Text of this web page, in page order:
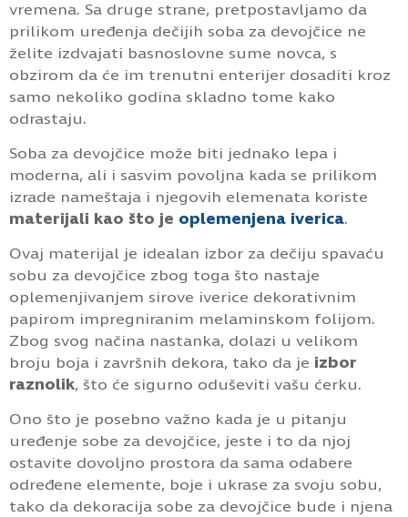
vremena. Sa druge strane, pretpostavljamo da
prilikom uređenja dečijih soba za devojčice ne
želite izdvajati basnoslovne sume novca, s
obzirom da će im trenutni enterijer dosaditi kroz
samo nekoliko godina skladno tome kako
odrastaju.
Soba za devojčice može biti jednako lepa i
moderna, ali i sasvim povoljna kada se prilikom
izrade nameštaja i njegovih elemenata koriste
materijali kao što je oplemenjena iverica.
Ovaj materijal je idealan izbor za dečiju spavaću
sobu za devojčice zbog toga što nastaje
oplemenjivanjem sirove iverice dekorativnim
papirom impregniranim melaminskom folijom.
Zbog svog načina nastanka, dolazi u velikom
broju boja i završnih dekora, tako da je izbor
raznolik, što će sigurno oduševiti vašu ćerku.
Ono što je posebno važno kada je u pitanju
uređenje sobe za devojčice, jeste i to da njoj
ostavite dovoljno prostora da sama odabere
određene elemente, boje i ukrase za svoju sobu,
tako da dekoracija sobe za devojčice bude i njena